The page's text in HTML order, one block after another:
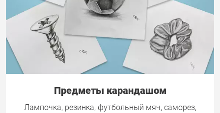
Предметы карандашом
Лампочка, резинка, футбольный мяч, саморез,